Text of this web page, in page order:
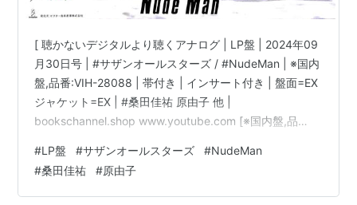
[ 聴かないデジタルより聴くアナログ | LP盤 | 2024年09
月30日号 | #サザンオールスターズ / #NudeMan | ※国内
盤,品番:VIH-28088 | 帯付き | インサート付き | 盤面=EX
ジャケット=EX | #桑田佳祐 原由子 他 |
bookschannel.shop www.youtube.com [※国内盤,品
シミ汚れ有][盤面=EX］［ジャケット=EX］［※保護内袋
を新品交換して配送致します］※［店舗併売の為、時間差
で売切れの場合がございます。何卒ご了承の上ご注文を
#LP盤 #サザンオールスターズ #NudeMan
#桑田佳祐 #原由子